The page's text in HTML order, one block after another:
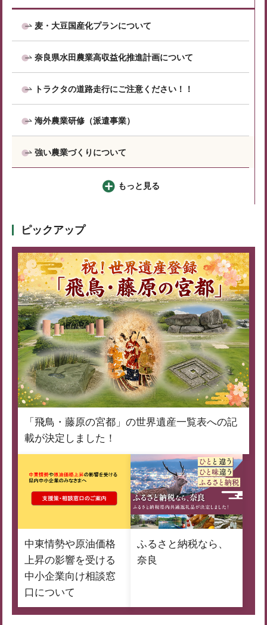
麦・大豆国産化プランについて
奈良県水田農業高収益化推進計画について
トラクタの道路走行にご注意ください！！
海外農業研修（派遣事業）
強い農業づくりについて
もっと見る
ピックアップ
「飛鳥・藤原の宮都」の世界遺産一覧表への記
載が決定しました！
中東情勢や原油価格
上昇の影響を受ける
中小企業向け相談窓
口について
ふるさと納税なら、
奈良